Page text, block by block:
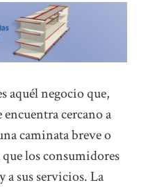
aquél negocio que,
cercano a
caminata breve o
los consumidores
a sus servicios. La